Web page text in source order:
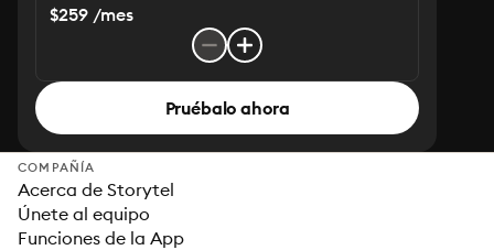
$259 /mes
Pruébalo ahora
COMPAÑÍA
Acerca de Storytel
Únete al equipo
Funciones de la App